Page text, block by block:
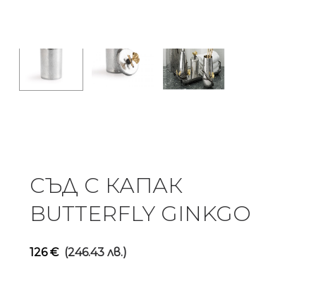
СЪД С КАПАК
BUTTERFLY GINKGO
126€ (246.43 лв.)